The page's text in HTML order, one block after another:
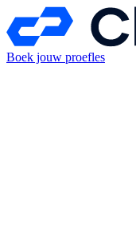
Boek jouw proefles